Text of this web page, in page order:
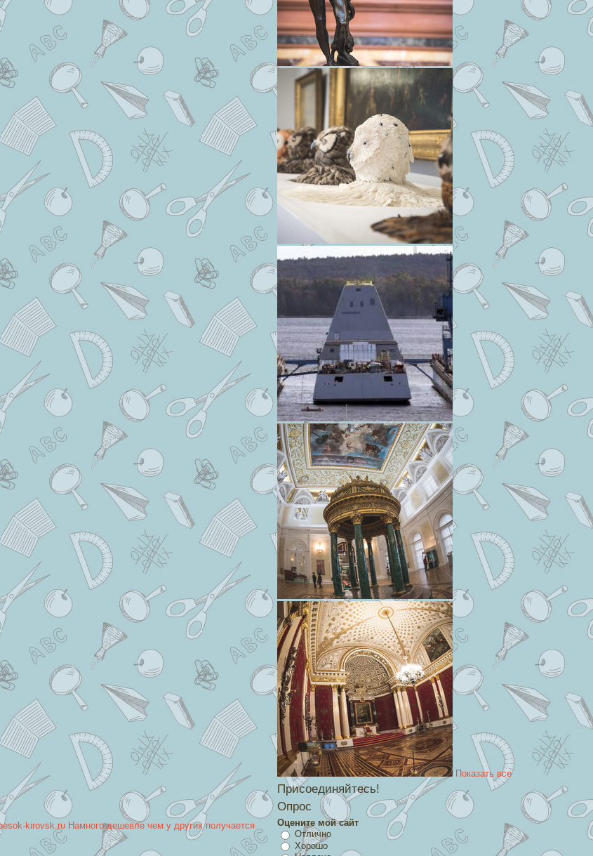
Показать все
Присоединяйтесь!
Опрос
Оцените мой сайт
Отлично
Хорошо
kirovsk.ru Намного дешевле чем у других получается